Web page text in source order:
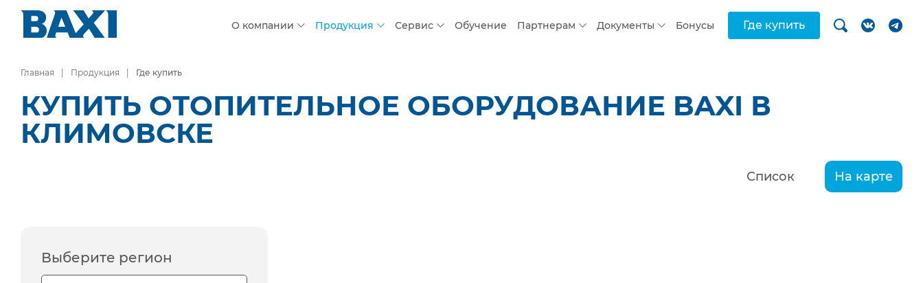
О компании Продукция Сервис Обучение Партнерам Документы Бонусы Где купить
Главная Продукция Где купить
КУПИТЬ ОТОПИТЕЛЬНОЕ ОБОРУДОВАНИЕ BAXI В
КЛИМОВСКЕ
Список На карте
Выберите регион